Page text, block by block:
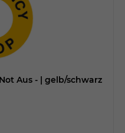
Aus - | gelb/schwarz